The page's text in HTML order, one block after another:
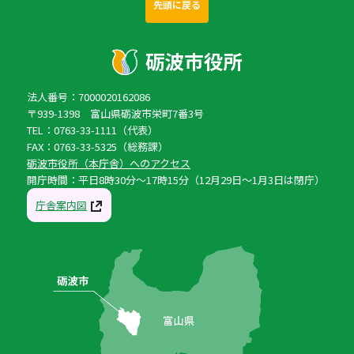
先頭に戻る
法人番号：7000020162086
〒939-1398 富山県砺波市栄町7番3号
TEL：0763-33-1111（代表）
FAX：0763-33-5325（総務課）
砺波市役所（本庁舎）へのアクセス
開庁時間：平日8時30分〜17時15分（12月29日〜1月3日は閉庁）
庁舎案内図